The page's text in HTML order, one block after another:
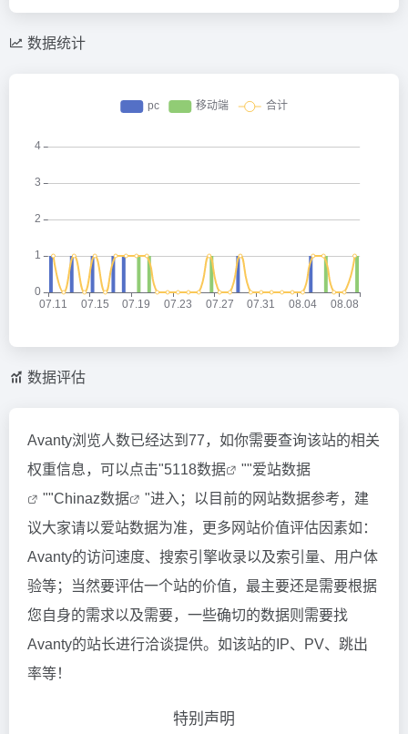
数据统计
数据评估
Avanty浏览人数已经达到77，如你需要查询该站的相关
权重信息，可以点击"5118数据 ""爱站数据
""Chinaz数据
"进入；以目前的网站数据参考，建
议大家请以爱站数据为准，更多网站价值评估因素如：
Avanty的访问速度、搜索引擎收录以及索引量、用户体
验等；当然要评估一个站的价值，最主要还是需要根据
您自身的需求以及需要，一些确切的数据则需要找
Avanty的站长进行洽谈提供。如该站的IP、PV、跳出
率等！
特别声明